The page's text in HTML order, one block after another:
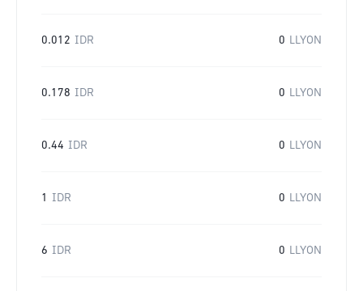
0.012 IDR 0 LLYON
0.178 IDR 0 LLYON
0.44 IDR 0 LLYON
1 IDR 0 LLYON
6 IDR 0 LLYON